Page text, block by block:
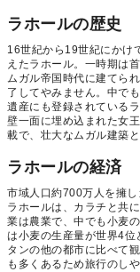
ラホールの歴史
16世紀から19世紀にかけ
えたラホール。一時期は
ムガル帝国時代に建てら
了してやみません。中で
遺産にも登録されている
壁一面に埋め込まれた女
載で、壮大なムガル建築
ラホールの経済
市域人口約700万人を擁
ラホールは、カラチと共
業は農業で、中でも小麦
は小麦の生産量が世界4位
タンの他の都市に比べて
も多くあるため旅行のし